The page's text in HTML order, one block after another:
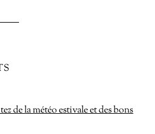
de la météo estivale et des bons